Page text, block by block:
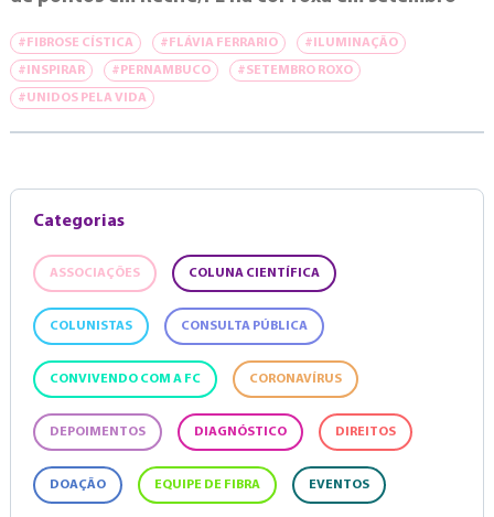
#FIBROSE CÍSTICA #FLÁVIA FERRARIO #ILUMINAÇÃO
#INSPIRAR #PERNAMBUCO #SETEMBRO ROXO
#UNIDOS PELA VIDA
Categorias
ASSOCIAÇÕES COLUNA CIENTÍFICA
COLUNISTAS CONSULTA PÚBLICA
CONVIVENDO COM A FC CORONAVÍRUS
DEPOIMENTOS DIAGNÓSTICO DIREITOS
DOAÇÃO EQUIPE DE FIBRA EVENTOS